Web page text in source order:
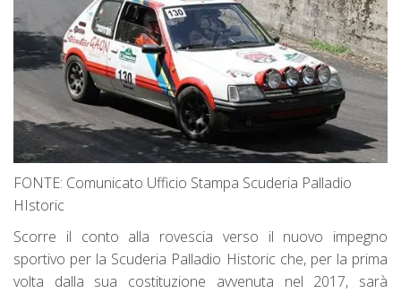
FONTE: Comunicato Ufficio Stampa Scuderia Palladio
HIstoric
Scorre il conto alla rovescia verso il nuovo impegno
sportivo per la Scuderia Palladio Historic che, per la prima
volta dalla sua costituzione avvenuta nel 2017, sarà